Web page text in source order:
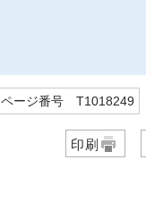
ページ番号 T1018249
印刷